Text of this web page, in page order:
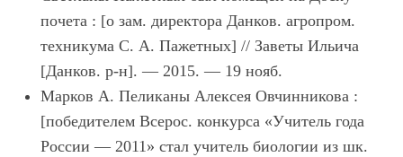
почета : [о зам. директора Данков. агропром.
техникума С. А. Пажетных] // Заветы Ильича
[Данков. р-н]. — 2015. — 19 нояб.
Марков А. Пеликаны Алексея Овчинникова :
[победителем Всерос. конкурса «Учитель года
России — 2011» стал учитель биологии из шк.